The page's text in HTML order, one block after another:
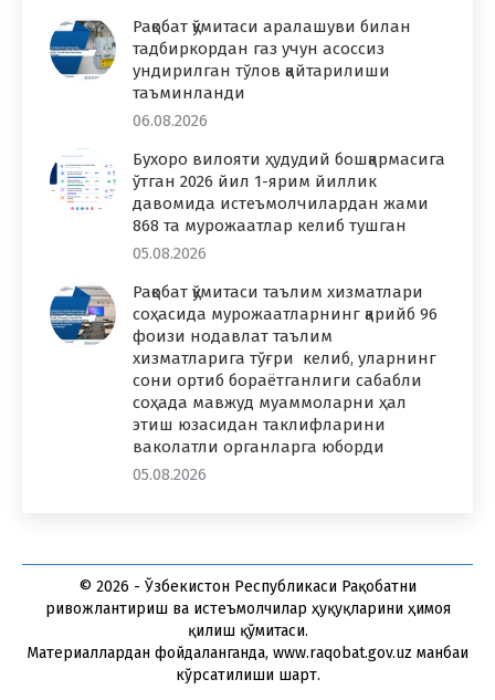
Рақобат қўмитаси аралашуви билан
тадбиркордан газ учун асоссиз
ундирилган тўлов қайтарилиши
таъминланди
06.08.2026
Бухоро вилояти ҳудудий бошқармасига
ўтган 2026 йил 1-ярим йиллик
давомида истеъмолчилардан жами
868 та мурожаатлар келиб тушган
05.08.2026
Рақобат қўмитаси таълим хизматлари
соҳасида мурожаатларнинг қарийб 96
фоизи нодавлат таълим
хизматларига тўғри келиб, уларнинг
сони ортиб бораётганлиги сабабли
соҳада мавжуд муаммоларни ҳал
этиш юзасидан таклифларини
ваколатли органларга юборди
05.08.2026
© 2026 - Ўзбекистон Республикаси Рақобатни
ривожлантириш ва истеъмолчилар ҳуқуқларини ҳимоя
қилиш қўмитаси.
Материаллардан фойдаланганда, www.raqobat.gov.uz манбаи
кўрсатилиши шарт.